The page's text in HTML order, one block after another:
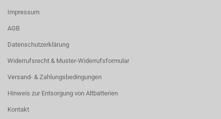
Impressum
AGB
Datenschutzerklärung
Widerrufsrecht & Muster-Widerrufsformular
Versand- & Zahlungsbedingungen
Hinweis zur Entsorgung von Altbatterien
Kontakt